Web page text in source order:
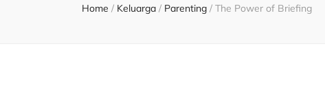
Home / Keluarga / Parenting / The Power of Briefing